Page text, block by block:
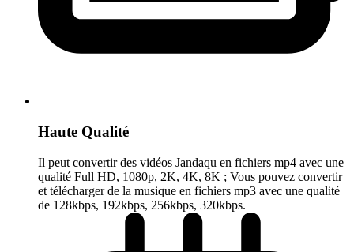
Haute Qualité
Il peut convertir des vidéos Jandaqu en fichiers mp4 avec une
qualité Full HD, 1080p, 2K, 4K, 8K ; Vous pouvez convertir
et télécharger de la musique en fichiers mp3 avec une qualité
de 128kbps, 192kbps, 256kbps, 320kbps.